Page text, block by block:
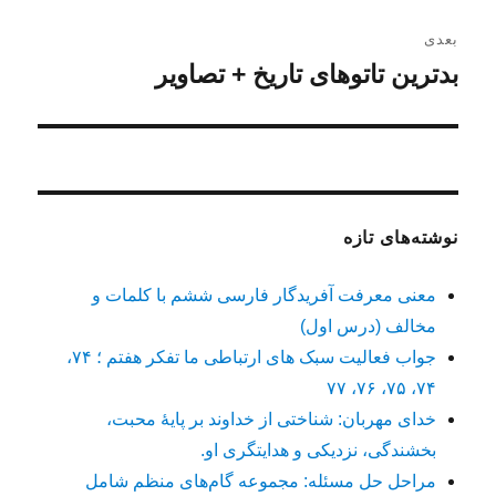
بعدی
نوشته
بدترین تاتوهای تاریخ + تصاویر
نوشته‌های تازه
معنی معرفت آفریدگار فارسی ششم با کلمات و
مخالف (درس اول)
جواب فعالیت سبک های ارتباطی ما تفکر هفتم ؛ ۷۴،
۷۴، ۷۵، ۷۶، ۷۷
خدای مهربان: شناختی از خداوند بر پایهٔ محبت،
بخشندگی، نزدیکی و هدایتگری او.
مراحل حل مسئله: مجموعه گام‌های منظم شامل